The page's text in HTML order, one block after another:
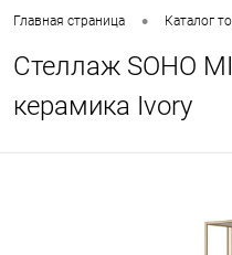
Главная страница • Каталог
Стеллаж SOHO
керамика Ivory